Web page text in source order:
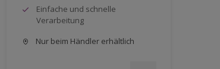
Einfache und schnelle
Verarbeitung
Nur beim Händler erhältlich